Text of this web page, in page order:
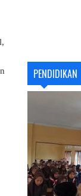
PENDIDIKAN